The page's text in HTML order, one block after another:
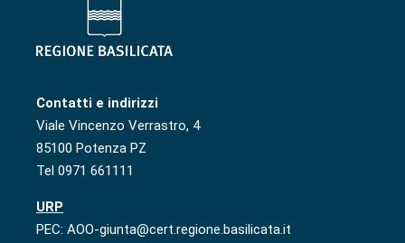
Contatti e indirizzi
Viale Vincenzo Verrastro, 4
85100 Potenza PZ
Tel 0971 661111
URP
PEC: AOO-giunta@cert.regione.basilicata.it